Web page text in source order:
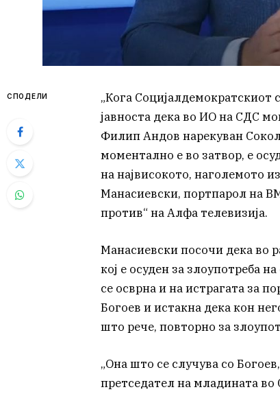
СПОДЕЛИ
„Кога Социјалдемократскиот
јавноста дека во ИО на СДС
Филип Андов нарекуван
моментално е во затвор, е
на највисокото, наголемото
Манасиевски, портпарол на
против“ на Алфа телевизија.
Манасиевски посочи дека во
кој е осуден за злоупотреба
се осврна и на истрагата за
Богоев и истакна дека кон
што рече, повторно за
„Она што се случува со
претседател на младината